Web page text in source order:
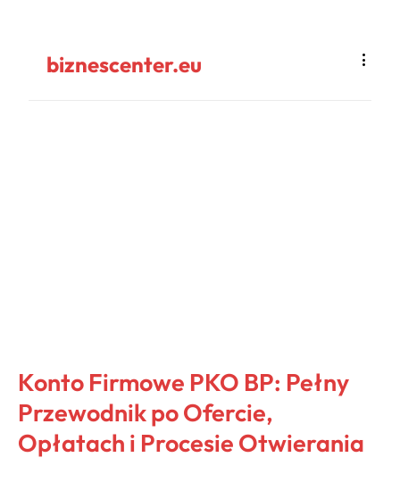
biznescenter.eu
Konto Firmowe PKO BP: Pełny
Przewodnik po Ofercie,
Opłatach i Procesie Otwierania